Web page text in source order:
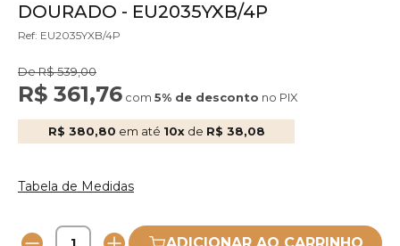
DOURADO - EU2035YXB/4P
Ref: EU2035YXB/4P
De R$ 539,00
R$ 361,76 com 5% de desconto no PIX
R$ 380,80 em até 10xde R$ 38,08
Tabela de Medidas